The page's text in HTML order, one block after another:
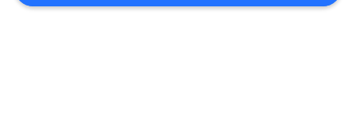
اطلب